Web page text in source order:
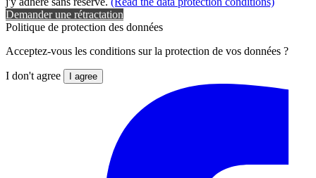
Demander une rétractation
Politique de protection des données
Acceptez-vous les conditions sur la protection de vos données ?
I don't agree I agree